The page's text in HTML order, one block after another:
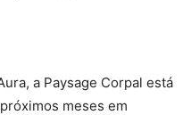
a Paysage Corpal está
meses em